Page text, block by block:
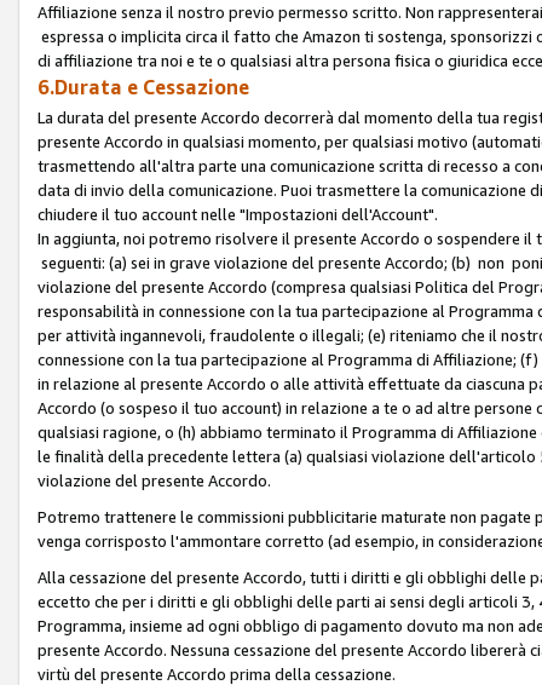
Affiliazione senza il nostro previo permesso scritto. Non
espressa o implicita circa il fatto che Amazon ti sostenga,
di affiliazione tra noi e te o qualsiasi altra persona fisica o giuridica
6.Durata e Cessazione
La durata del presente Accordo decorrerà dal momento della tua
presente Accordo in qualsiasi momento, per qualsiasi motivo
trasmettendo all'altra parte una comunicazione scritta di recesso a
data di invio della comunicazione. Puoi trasmettere la
chiudere il tuo account nelle "Impostazioni dell'Account".
In aggiunta, noi potremo risolvere il presente Accordo o sospendere
seguenti: (a) sei in grave violazione del presente Accordo; (b) non
violazione del presente Accordo (compresa qualsiasi Politica del
responsabilità in connessione con la tua partecipazione al
per attività ingannevoli, fraudolente o illegali; (e) riteniamo che il
connessione con la tua partecipazione al Programma di Affiliazione;
in relazione al presente Accordo o alle attività effettuate da ciascuna
Accordo (o sospeso il tuo account) in relazione a te o ad altre
qualsiasi ragione, o (h) abbiamo terminato il Programma di
le finalità della precedente lettera (a) qualsiasi violazione
violazione del presente Accordo.
Potremo trattenere le commissioni pubblicitarie maturate non
venga corrisposto l'ammontare corretto (ad esempio, in
Alla cessazione del presente Accordo, tutti i diritti e gli obblighi delle
eccetto che per i diritti e gli obblighi delle parti ai sensi degli articoli
Programma, insieme ad ogni obbligo di pagamento dovuto ma non
presente Accordo. Nessuna cessazione del presente Accordo
virtù del presente Accordo prima della cessazione.